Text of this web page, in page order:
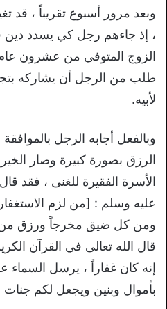
وبعد مرور أسبوع تقريباً ، قد
، إذ جاءهم رجل كي يسدد دين
الزوج المتوفي من عشرون
طلب من الرجل أن يشاركه
لأبيه.
وبالفعل أجابه الرجل
الرزق بصورة كبيرة وصار
الأسرة الفقيرة للغنى ، فقد
عليه وسلم : [من لزم
ومن كل ضيق مخرجاً ورزق
قال الله تعالى في القرآن
إنه كان غفاراً ، يرسل السماء
بأموال وبنين ويجعل لكم جنات